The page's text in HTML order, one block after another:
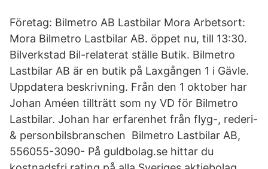
Företag: Bilmetro AB Lastbilar Mora Arbetsort:
Mora Bilmetro Lastbilar AB. öppet nu, till 13:30.
Bilverkstad Bil-relaterat ställe Butik. Bilmetro
Lastbilar AB är en butik på Laxgången 1 i Gävle.
Uppdatera beskrivning. Från den 1 oktober har
Johan Améen tillträtt som ny VD för Bilmetro
Lastbilar. Johan har erfarenhet från flyg-, rederi-
& personbilsbranschen Bilmetro Lastbilar AB,
556055-3090- På guldbolag.se hittar du